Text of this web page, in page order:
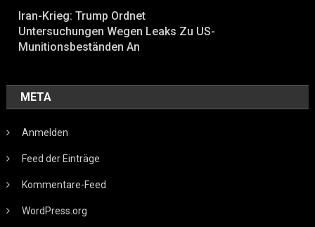
Iran-Krieg: Trump Ordnet
Untersuchungen Wegen Leaks Zu US-
Munitionsbeständen An
META
Anmelden
Feed der Einträge
Kommentare-Feed
WordPress.org